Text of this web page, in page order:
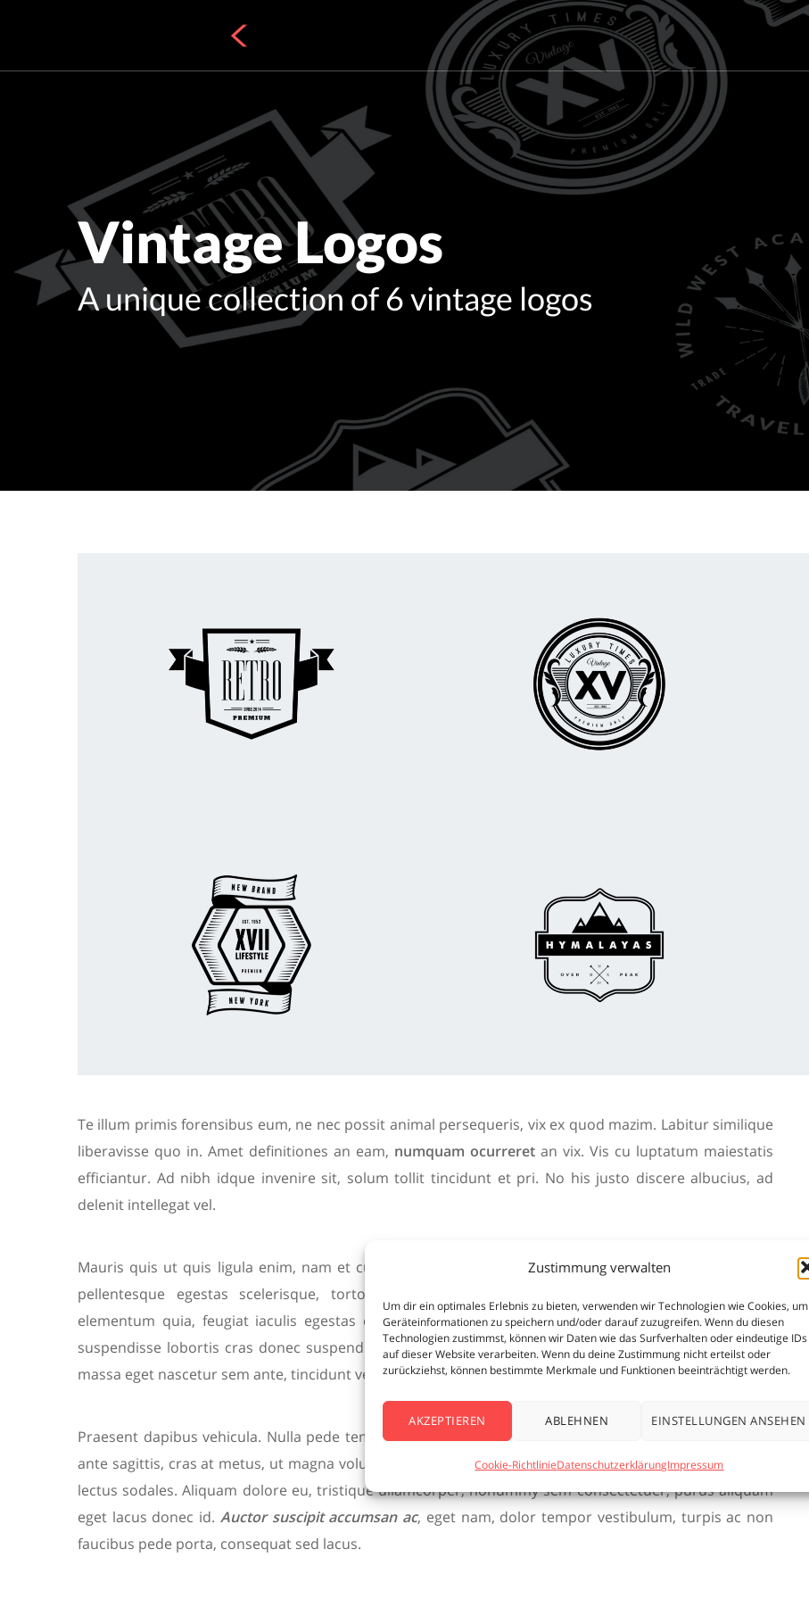
Zustimmung verwalten
Um dir ein optimales Erlebnis zu bieten, verwenden wir Technologien wie Cookies, um
Geräteinformationen zu speichern und/oder darauf zuzugreifen. Wenn du diesen
Technologien zustimmst, können wir Daten wie das Surfverhalten oder eindeutige IDs
auf dieser Website verarbeiten. Wenn du deine Zustimmung nicht erteilst oder
zurückziehst, können bestimmte Merkmale und Funktionen beeinträchtigt werden.
AKZEPTIEREN ABLEHNEN EINSTELLUNGEN ANSEHEN
Cookie-RichtlinieDatenschutzerklärungImpressum
Vintage Logos
A unique collection of 6 vintage logos
Te illum primis forensibus eum, ne nec possit animal persequeris, vix ex quod mazim. Labitur similique
liberavisse quo in. Amet definitiones an eam, numquam ocurreret an vix. Vis cu luptatum maiestatis
efficiantur. Ad nibh idque invenire sit, solum tollit tincidunt et pri. No his justo discere albucius, ad
delenit intellegat vel.
Mauris quis ut quis ligula enim, nam et cursus est taciti litora, condimentum metus eget sollicitudin
pellentesque egestas scelerisque, tortor fringilla, nibh nulla. Ut tristique ullamcorper ornare
elementum quia, feugiat iaculis egestas dui velit amet nulla,elit primis proin iaculis nec nibh, elit
suspendisse lobortis cras donec suspendisse. Vestibulum nonummy scelerisque vel quis, nunc enim
massa eget nascetur sem ante, tincidunt vel sed id, aenean lobortis varius et velit sit sed, vitae sapien.
Praesent dapibus vehicula. Nulla pede tempor, nulla pretium vestibulum, et leo ante curabitur purus
ante sagittis, cras at metus, ut magna volutpat. Donec sed in nunc hendrerit non, nec ut praesent nec
lectus sodales. Aliquam dolore eu, tristique ullamcorper, nonummy sem consectetuer, purus aliquam
eget lacus donec id. Auctor suscipit accumsan ac, eget nam, dolor tempor vestibulum, turpis ac non
faucibus pede porta, consequat sed lacus.